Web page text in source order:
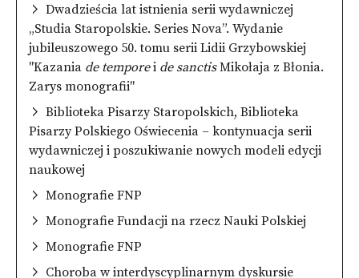
Dwadzieścia lat istnienia serii wydawniczej
„Studia Staropolskie. Series Nova”. Wydanie
jubileuszowego 50. tomu serii Lidii Grzybowskiej
"Kazania de temporei de sanctisMikołaja z Błonia.
Zarys monografii"
Biblioteka Pisarzy Staropolskich, Biblioteka
Pisarzy Polskiego Oświecenia – kontynuacja serii
wydawniczej i poszukiwanie nowych modeli edycji
naukowej
Monografie FNP
Monografie Fundacji na rzecz Nauki Polskiej
Monografie FNP
Choroba w interdyscyplinarnym dyskursie